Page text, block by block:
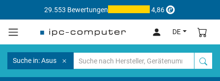
29.553 Bewertungen 4,86
DE
Suche in: Asus